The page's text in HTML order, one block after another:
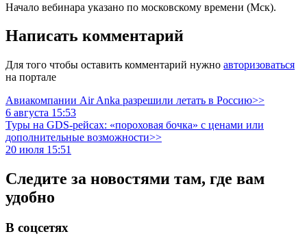
Начало вебинара указано по московскому времени (Мск).
Написать комментарий
Для того чтобы оставить комментарий нужно авторизоваться
на портале
Авиакомпании Air Anka разрешили летать в Россию>>
6 августа 15:53
Туры на GDS-рейсах: «пороховая бочка» с ценами или
дополнительные возможности>>
20 июля 15:51
Следите за новостями там, где вам
удобно
В соцсетях